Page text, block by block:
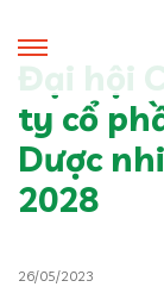
Đại hội
ty cổ
Dược
2028
26/05/2023